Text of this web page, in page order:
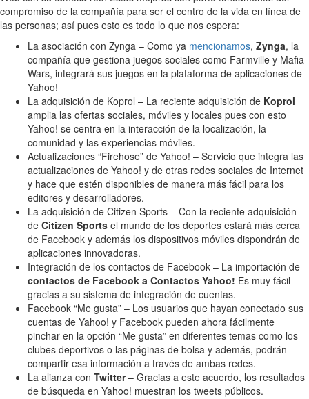
compromiso de la compañía para ser el centro de la vida en línea de
las personas; así pues esto es todo lo que nos espera:
La asociación con Zynga – Como ya mencionamos, Zynga, la
compañía que gestiona juegos sociales como Farmville y Mafia
Wars, integrará sus juegos en la plataforma de aplicaciones de
Yahoo!
La adquisición de Koprol – La reciente adquisición de Koprol
amplia las ofertas sociales, móviles y locales pues con esto
Yahoo! se centra en la interacción de la localización, la
comunidad y las experiencias móviles.
Actualizaciones “Firehose” de Yahoo! – Servicio que integra las
actualizaciones de Yahoo! y de otras redes sociales de Internet
y hace que estén disponibles de manera más fácil para los
editores y desarrolladores.
La adquisición de Citizen Sports – Con la reciente adquisición
de Citizen Sports el mundo de los deportes estará más cerca
de Facebook y además los dispositivos móviles dispondrán de
aplicaciones innovadoras.
Integración de los contactos de Facebook – La importación de
contactos de Facebook a Contactos Yahoo! Es muy fácil
gracias a su sistema de integración de cuentas.
Facebook “Me gusta” – Los usuarios que hayan conectado sus
cuentas de Yahoo! y Facebook pueden ahora fácilmente
pinchar en la opción “Me gusta” en diferentes temas como los
clubes deportivos o las páginas de bolsa y además, podrán
compartir esa información a través de ambas redes.
La alianza con Twitter– Gracias a este acuerdo, los resultados
de búsqueda en Yahoo! muestran los tweets públicos.